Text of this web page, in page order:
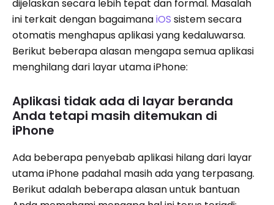
dijelaskan secara lebih tepat dan formal. Masalah
ini terkait dengan bagaimanaiOS sistem secara
otomatis menghapus aplikasi yang kedaluwarsa.
Berikut beberapa alasan mengapa semua aplikasi
menghilang dari layar utama iPhone:
Aplikasi tidak ada di layar beranda
Anda tetapi masih ditemukan di
iPhone
Ada beberapa penyebab aplikasi hilang dari layar
utama iPhone padahal masih ada yang terpasang.
Berikut adalah beberapa alasan untuk bantuan